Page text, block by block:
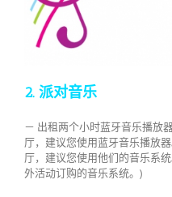
2. 派对音乐
－ 出租两个小时蓝牙音乐播放
厅，建议您使用蓝牙音乐播放
厅，建议您使用他们的音乐系
外活动订购的音乐系统。)